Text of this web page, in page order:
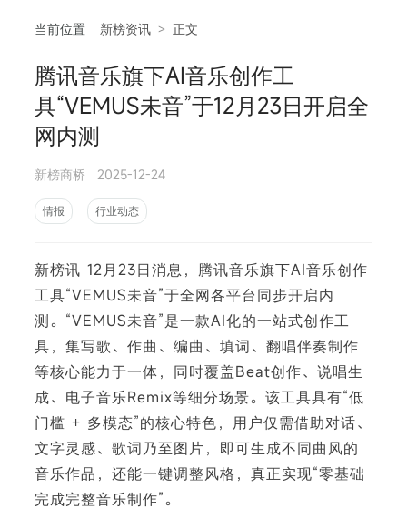
当前位置 新榜资讯 > 正文
腾讯音乐旗下AI音乐创作工
具“VEMUS未音”于12月23日开启全
网内测
新榜商桥 2025-12-24
情报 行业动态
新榜讯 12月23日消息，腾讯音乐旗下AI音乐创作
工具“VEMUS未音”于全网各平台同步开启内
测。“VEMUS未音”是一款AI化的一站式创作工
具，集写歌、作曲、编曲、填词、翻唱伴奏制作
等核心能力于一体，同时覆盖Beat创作、说唱生
成、电子音乐Remix等细分场景。该工具具有“低
门槛 + 多模态”的核心特色，用户仅需借助对话、
文字灵感、歌词乃至图片，即可生成不同曲风的
音乐作品，还能一键调整风格，真正实现“零基础
完成完整音乐制作”。